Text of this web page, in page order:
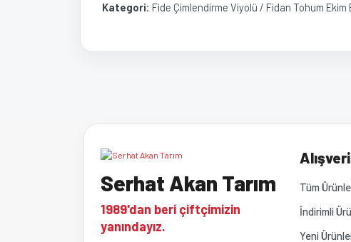
Kategori: Fide Çimlendirme Viyolü / Fidan Tohum Ekim
Ürün açıklamasında eksik bilgiler bulunuyor.
Ürün bilgilerinde hatalar bulunuyor.
Serhat Akan Tarım
1989'dan beri çiftçimizin
yanındayız.
Tüm
İndirimli
Yeni